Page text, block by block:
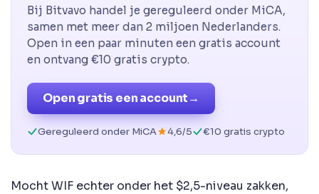
Bij Bitvavo handel je gereguleerd onder MiCA,
samen met meer dan 2 miljoen Nederlanders.
Open in een paar minuten een gratis account
en ontvang €10 gratis crypto.
Open gratis een account→
Gereguleerd onder MiCA 4,6/5 €10 gratis crypto
Mocht WIF echter onder het $2,5-niveau zakken,